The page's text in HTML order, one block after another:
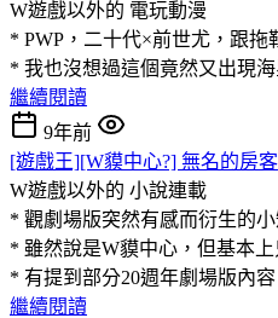
W遊戲以外的 電玩動漫
* PWP，二十代×前世尤，跟拖
* 我也沒想過這個竟然又出現
繼續閱讀
9年前
[遊戲王][W貘中心?] 無名的房客
W遊戲以外的 小說連載
* 觀劇場版突然有感而衍生的
* 雖然說是W貘中心，但基本
* 有提到部分20週年劇場版內容
繼續閱讀